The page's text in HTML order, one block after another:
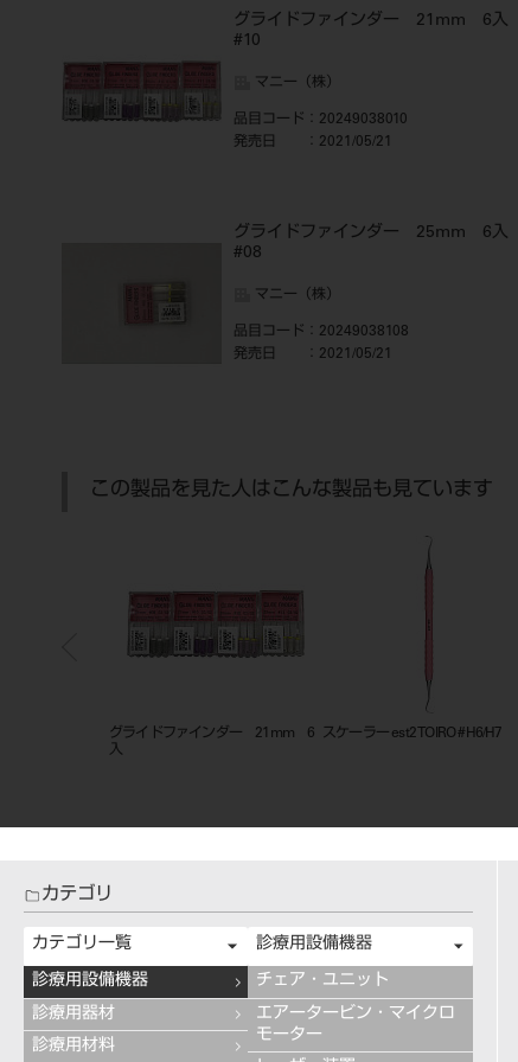
グライドファインダー 21mm 6入
#10
マニー（株）
品目コード ：20249038010
発売日
：2021/05/21
グライドファインダー 25mm 6入
#08
マニー（株）
品目コード ：20249038108
発売日
：2021/05/21
この製品を見た人はこんな製品も見ています
グライドファインダー 21mm 6
入
スケーラー est2 TOIRO #H6/H7
カテゴリ
カテゴリ一覧
診療用設備機器
診療用器材
診療用材料
診療用設備機器
チェア・ユニット
エアータービン・マイクロ
モーター